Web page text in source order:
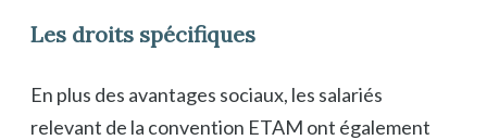
Les droits spécifiques
En plus des avantages sociaux, les salariés
relevant de la convention ETAM ont également